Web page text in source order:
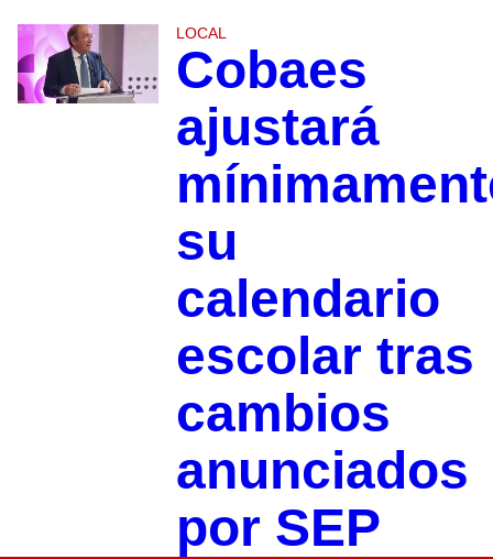
LOCAL
Cobaes
ajustará
su
calendario
escolar tras
cambios
anunciados
por SEP